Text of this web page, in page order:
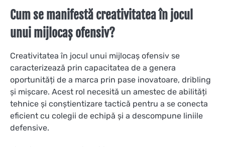
Cum se manifestă creativitatea în jocul
unui mijlocaș ofensiv?
Creativitatea în jocul unui mijlocaș ofensiv se
caracterizează prin capacitatea de a genera
oportunități de a marca prin pase inovatoare, dribling
și mișcare. Acest rol necesită un amestec de abilități
tehnice și conștientizare tactică pentru a se conecta
eficient cu colegii de echipă și a descompune liniile
defensive.